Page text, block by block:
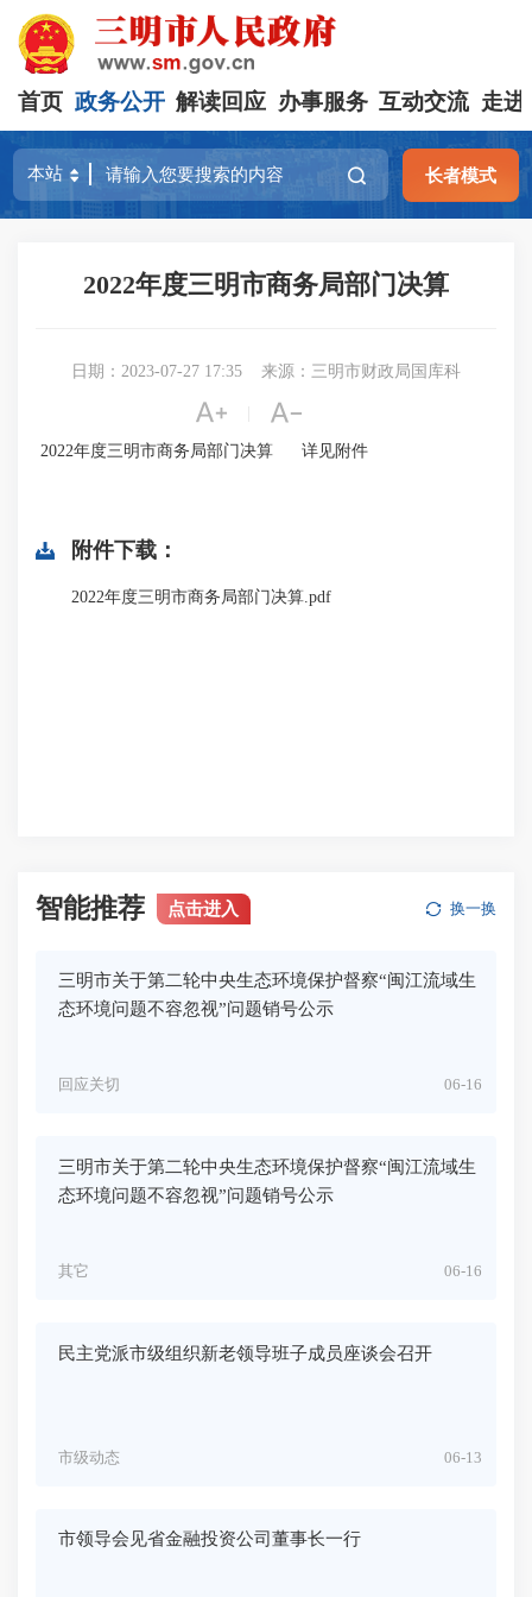
首页 政务公开 解读回应 办事服务 互动交流 走进
长者模式
2022年度三明市商务局部门决算
日期：2023-07-27 17:35 来源：三明市财政局国库科
 
2022年度三明市商务局部门决算 详见附件
附件下载：
2022年度三明市商务局部门决算.pdf
智能推荐 点击进入 换一换
三明市关于第二轮中央生态环境保护督察“闽江流域生
态环境问题不容忽视”问题销号公示
06-16
回应关切
三明市关于第二轮中央生态环境保护督察“闽江流域生
态环境问题不容忽视”问题销号公示
06-16
其它
民主党派市级组织新老领导班子成员座谈会召开
06-13
市级动态
市领导会见省金融投资公司董事长一行